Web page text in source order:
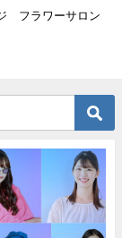
フラワーサロン